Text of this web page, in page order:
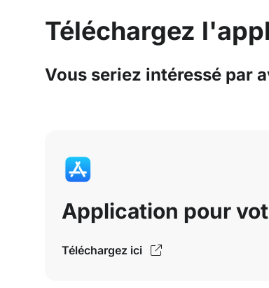
Téléchargez
Vous seriez intéressé par
Application pour
Téléchargez ici